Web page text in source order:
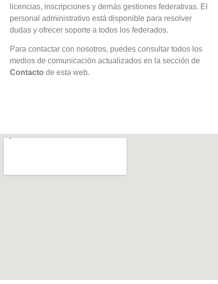
licencias, inscripciones y demás gestiones federativas. El
personal administrativo está disponible para resolver
dudas y ofrecer soporte a todos los federados.
Para contactar con nosotros, puedes consultar todos los
medios de comunicación actualizados en la sección de
Contacto de esta web.